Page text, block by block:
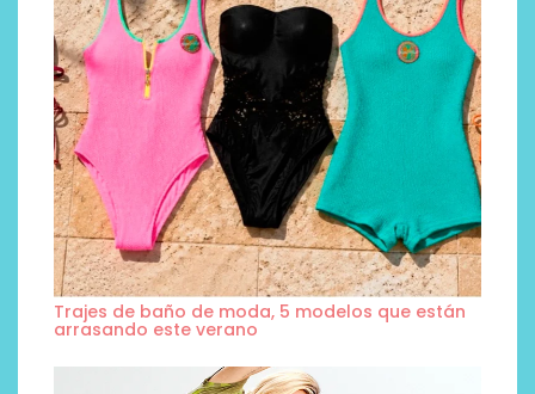
Trajes de baño de moda, 5 modelos que están
arrasando este verano